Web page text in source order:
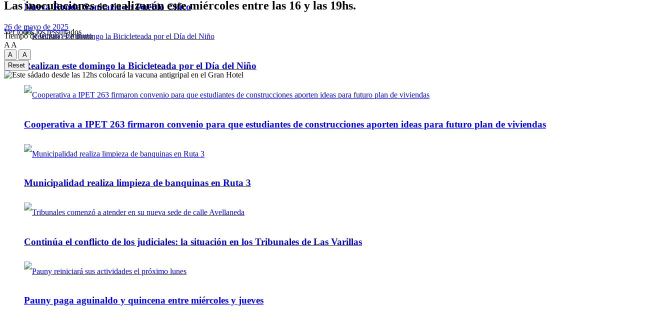
Nueva Ronda Sanitaria en Pueblo Chico
Realizan este domingo la Bicicleteada por el Día del Niño
Cooperativa a IPET 263 firmaron convenio para que estudiantes de construcciones aporten ideas para futuro plan de viviendas
Municipalidad realiza limpieza de banquinas en Ruta 3
Continúa el conflicto de los judiciales: la situación en los Tribunales de Las Varillas
Pauny paga aguinaldo y quincena entre miércoles y jueves
Ver todos los ressultados
Las inoculaciones se realizarán este miércoles entre las 16 y las 19hs.
26 de mayo de 2025
Tiempo de lectura: 1 minuto
A A
A
A
Reset